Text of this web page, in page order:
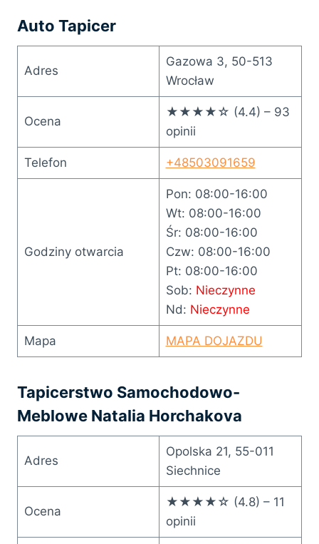
Auto Tapicer
Adres
Gazowa 3, 50-513
Wrocław
Ocena
★★★★☆ (4.4) – 93
opinii
Telefon +48503091659
Godziny otwarcia
Pon: 08:00-16:00
Wt: 08:00-16:00
Śr: 08:00-16:00
Czw: 08:00-16:00
Pt: 08:00-16:00
Sob: Nieczynne
Nd: Nieczynne
Mapa MAPA DOJAZDU
Tapicerstwo Samochodowo-
Meblowe Natalia Horchakova
Adres
Opolska 21, 55-011
Siechnice
Ocena
★★★★☆ (4.8) – 11
opinii